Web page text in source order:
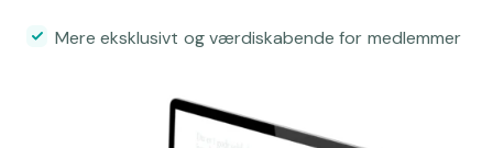
Mere eksklusivt og værdiskabende for medlemmer